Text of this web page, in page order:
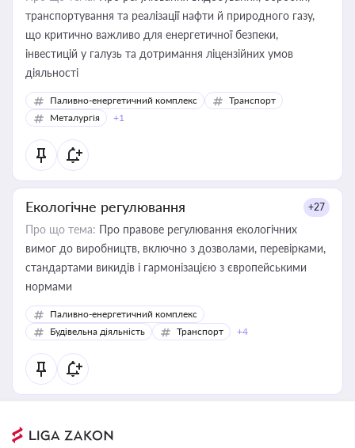
транспортування та реалізації нафти й природного газу,
що критично важливо для енергетичної безпеки,
інвестицій у галузь та дотримання ліцензійних умов
діяльності
Паливно-енергетичний комплекс
Транспорт
Металургія
+1
Екологічне регулювання +27
Про що тема: Про правове регулювання екологічних
вимог до виробництв, включно з дозволами, перевірками,
стандартами викидів і гармонізацією з європейськими
нормами
Паливно-енергетичний комплекс
Будівельна діяльність
Транспорт +4